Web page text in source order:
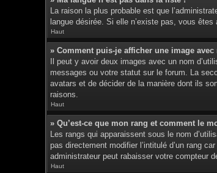
La raison la plus probable est que
langue désirée. Si elle n’existe pas, vous
Haut
» Comment puis-je afficher une image
Il peut y avoir deux images avec un nom
messages ou votre statut sur le forum. La
avatars et de décider de la manière dont ils
raisons.
Haut
» Qu’est-ce que mon rang et comment le
Les rangs qui apparaissent sous le nom
pas directement modifier l’intitulé d’un rang
administrateur peut rabaisser votre compteur
Haut